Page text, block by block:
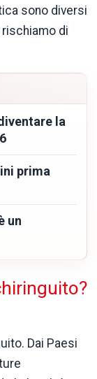
sono diversi
di
la
prima
un
Dai Paesi